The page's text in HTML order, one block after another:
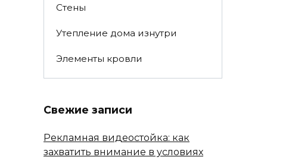
Стены
Утепление дома изнутри
Элементы кровли
Свежие записи
Рекламная видеостойка: как
захватить внимание в условиях